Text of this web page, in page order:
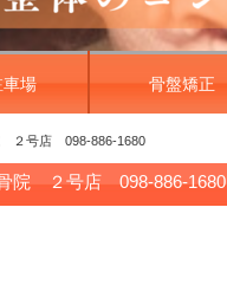
車場 骨盤矯正
２号店 098-886-1680
院 ２号店 098-886-1680